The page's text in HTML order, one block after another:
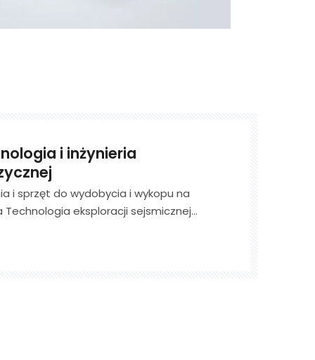
i inżynieria
i sprzęt do wydobycia i wykopu na
eksploracji sejsmicznej
takich jak uskoki, cienkie pasy węgla i